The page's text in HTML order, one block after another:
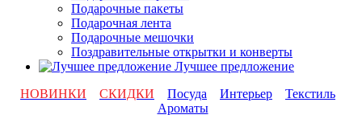
Подарочные пакеты
Подарочная лента
Подарочные мешочки
Поздравительные открытки и конверты
Лучшее предложение
НОВИНКИ
СКИДКИ Посуда Интерьер
Текстиль
Ароматы